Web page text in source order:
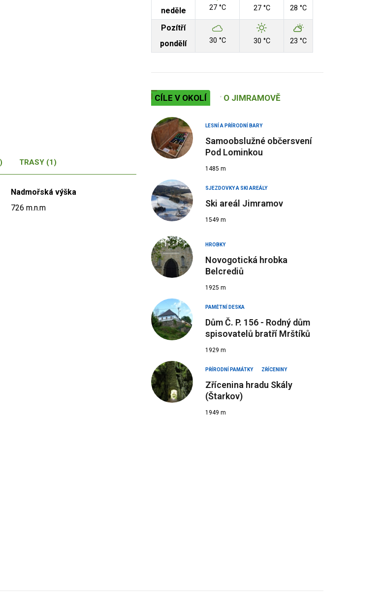
TRASY (1)
Nadmořská výška
726 m.n.m
neděle
27 °C 27 °C 28 °C
Pozítří
pondělí
30 °C 30 °C 23 °C
CÍLE V OKOLÍ O JIMRAMOVĚ
LESNÍ A PŘÍRODNÍ BARY
Samoobslužné občersvení
Pod Lominkou
1485 m
SJEZDOVKY A SKI AREÁLY
Ski areál Jimramov
1549 m
HROBKY
Novogotická hrobka
Belcrediů
1925 m
PAMĚTNÍ DESKA
Dům Č. P. 156 - Rodný dům
spisovatelů bratří Mrštíků
1929 m
PŘÍRODNÍ PAMÁTKY ZŘÍCENINY
Zřícenina hradu Skály
(Štarkov)
1949 m